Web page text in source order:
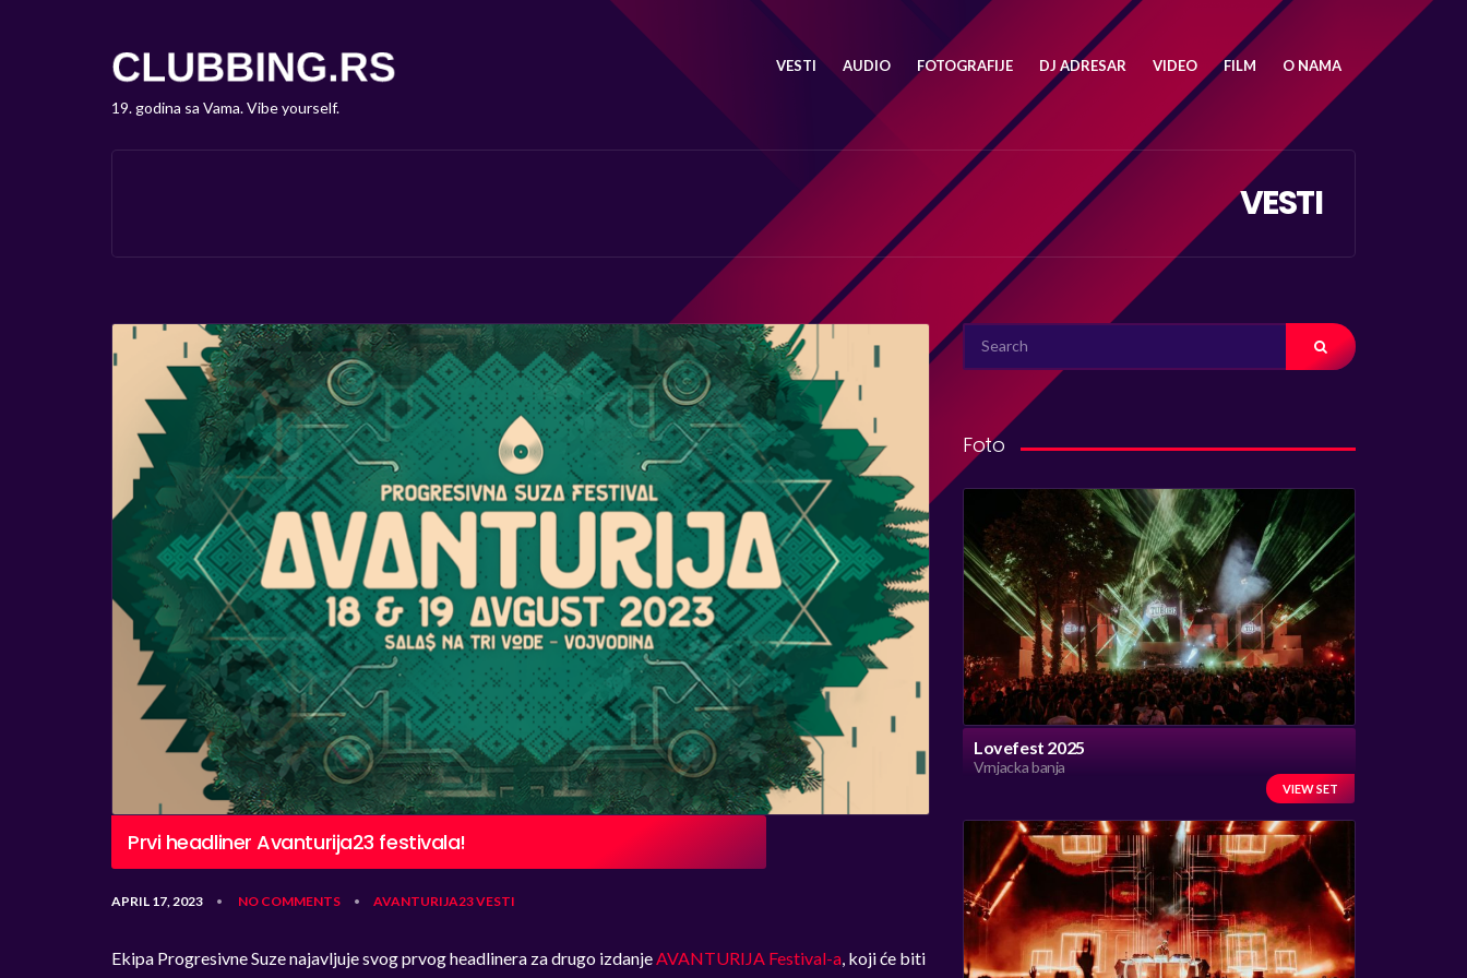
19. godina sa Vama. Vibe yourself.
VESTI AUDIO FOTOGRAFIJE DJ ADRESAR VIDEO FILM O NAMA
VESTI
Prvi headliner Avanturija23 festivala!
APRIL 17, 2023 • NO COMMENTS • AVANTURIJA23VESTI
Ekipa Progresivne Suze najavljuje svog prvog headlinera za drugo izdanje AVANTURIJA Festival-a , koji će biti
SEARCH
FOR:
Foto
Lovefest 2025
Vrnjacka banja
VIEW SET